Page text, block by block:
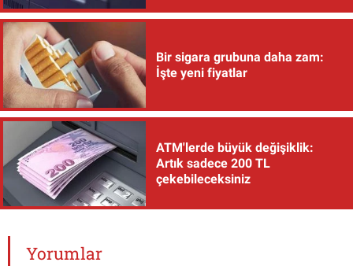
Bir sigara grubuna daha zam:
İşte yeni fiyatlar
ATM'lerde büyük değişiklik:
Artık sadece 200 TL
çekebileceksiniz
Yorumlar